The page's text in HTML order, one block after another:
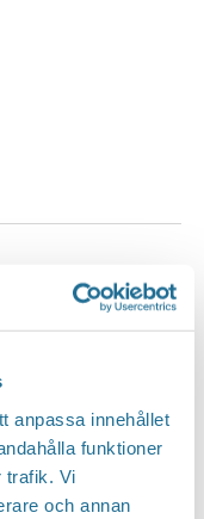
anpassa innehållet
funktioner
trafik. Vi
och annan